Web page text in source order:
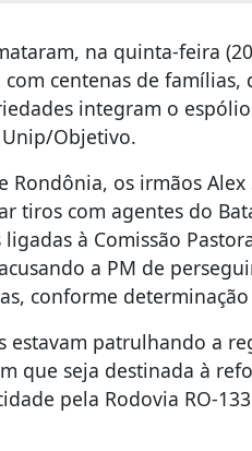
na quinta-feira
centenas de
integram o
Objetivo.
os irmãos
tiros com agentes do
à Comissão
a PM de
conforme
estavam patrulhando a
que seja destinada à
pela Rodovia RO-